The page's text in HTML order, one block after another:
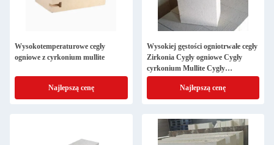
Wysokotemperaturowe cegły
ogniowe z cyrkonium mullite
Najlepszą cenę
Wysokiej gęstości ogniotrwałe cegły
Zirkonia Cygły ogniowe Cygły
cyrkonium Mullite Cygły
ogniotrwałe
Najlepszą cenę